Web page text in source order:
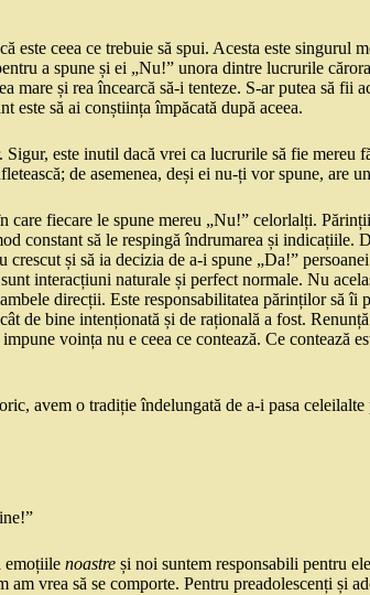
este ceea ce trebuie să spui. Acesta este singurul
a spune și ei „Nu!” unora dintre lucrurile
și rea încearcă să-i tenteze. S-ar putea să fii
este să ai conștiința împăcată după aceea.
este inutil dacă vrei ca lucrurile să fie mereu
de asemenea, deși ei nu-ți vor spune, are
fiecare le spune mereu „Nu!” celorlalți.
constant să le respingă îndrumarea și indicațiile.
și să ia decizia de a-i spune „Da!”
interacțiuni naturale și perfect normale. Nu
direcții. Este responsabilitatea părinților să îi
de bine intenționată și de rațională a fost.
voința nu e ceea ce contează. Ce contează
avem o tradiție îndelungată de a-i pasa celeilalte
emoțiile noastre și noi suntem responsabili pentru
am vrea să se comporte. Pentru preadolescenți și